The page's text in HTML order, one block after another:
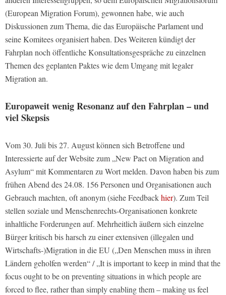
(European Migration Forum), gewonnen habe, wie auch
Diskussionen zum Thema, die das Europäische Parlament und
seine Komitees organisiert haben. Des Weiteren kündigt der
Fahrplan noch öffentliche Konsultationsgespräche zu einzelnen
Themen des geplanten Paktes wie dem Umgang mit legaler
Migration an.
Europaweit wenig Resonanz auf den Fahrplan – und
viel Skepsis
Vom 30. Juli bis 27. August können sich Betroffene und
Interessierte auf der Website zum „New Pact on Migration and
Asylum“ mit Kommentaren zu Wort melden. Davon haben bis zum
frühen Abend des 24.08. 156 Personen und Organisationen auch
Gebrauch machten, oft anonym (siehe Feedbackhier). Zum Teil
stellen soziale und Menschenrechts-Organisationen konkrete
inhaltliche Forderungen auf. Mehrheitlich äußern sich einzelne
Bürger kritisch bis harsch zu einer extensiven (illegalen und
Wirtschafts-)Migration in die EU („Den Menschen muss in ihren
Ländern geholfen werden“ / „It is important to keep in mind that the
focus ought to be on preventing situations in which people are
forced to flee, rather than simply enabling them – making us feel